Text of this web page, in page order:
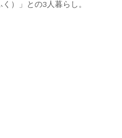
）」との3人暮らし。